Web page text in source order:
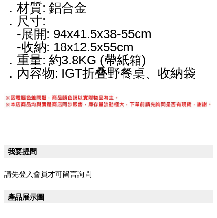
．材質: 鋁合金
．尺寸:
-展開: 94x41.5x38-55cm
-收納: 18x12.5x55cm
．重量: 約3.8KG (帶紙箱)
．內容物: IGT折叠野餐桌、收納袋
我要提問
請先登入會員才可留言詢問
產品展示圖